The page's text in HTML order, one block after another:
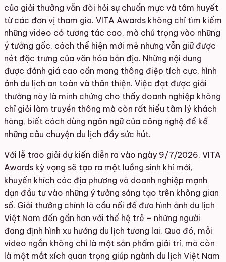
của giải thưởng vẫn đòi hỏi sự chuẩn mực và tâm huyết
từ các đơn vị tham gia. VITA Awards không chỉ tìm kiếm
những video có tương tác cao, mà chú trọng vào những
ý tưởng gốc, cách thể hiện mới mẻ nhưng vẫn giữ được
nét đặc trưng của văn hóa bản địa. Những nội dung
được đánh giá cao cần mang thông điệp tích cực, hình
ảnh du lịch an toàn và thân thiện. Việc đạt được giải
thưởng này là minh chứng cho thấy doanh nghiệp không
chỉ giỏi làm truyền thông mà còn rất hiểu tâm lý khách
hàng, biết cách dùng ngôn ngữ của công nghệ để kể
những câu chuyện du lịch đầy sức hút.
Với lễ trao giải dự kiến diễn ra vào ngày 9/7/2026, VITA
Awards kỳ vọng sẽ tạo ra một luồng sinh khí mới,
khuyến khích các địa phương và doanh nghiệp mạnh
dạn đầu tư vào những ý tưởng sáng tạo trên không gian
số. Giải thưởng chính là cầu nối để đưa hình ảnh du lịch
Việt Nam đến gần hơn với thế hệ trẻ – những người
đang định hình xu hướng du lịch tương lai. Qua đó, mỗi
video ngắn không chỉ là một sản phẩm giải trí, mà còn
là một mắt xích quan trọng giúp ngành du lịch Việt Nam